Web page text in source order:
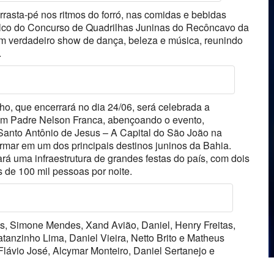
pé nos ritmos do forró, nas comidas e bebidas
do Concurso de Quadrilhas Juninas do Recôncavo da
verdadeiro show de dança, beleza e música, reunindo
que encerrará no dia 24/06, será celebrada a
Padre Nelson Franca, abençoando o evento,
Antônio de Jesus – A Capital do São João na
em um dos principais destinos juninos da Bahia.
uma infraestrutura de grandes festas do país, com dois
100 mil pessoas por noite.
Simone Mendes, Xand Avião, Daniel, Henry Freitas,
Lima, Daniel Vieira, Netto Brito e Matheus
José, Alcymar Monteiro, Daniel Sertanejo e